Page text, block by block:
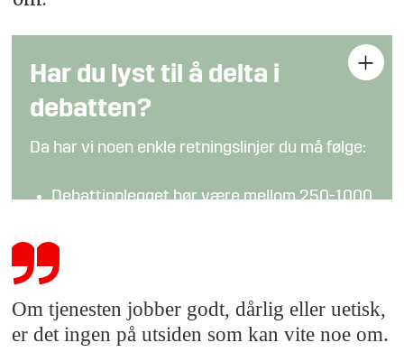
Har du lyst til å delta i
debatten?
Da har vi noen enkle retningslinjer du må følge:
Debattinnlegget bør være mellom 250-1000
Påstander som hevdes å være sanne bør
underbygges (bidra gjerne med lenker og
tilleggsinformasjon)
Om tjenesten jobber godt, dårlig eller uetisk,
er det ingen på utsiden som kan vite noe om.